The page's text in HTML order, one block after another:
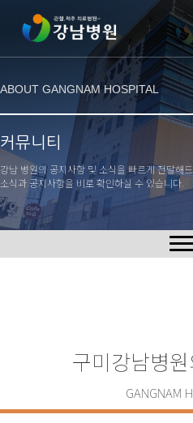
ABOUT GANGNAM HOSPITAL
커뮤니티
강남 병원의 공지사항 및 소식을 빠르게 전달해
소식과 공지사항을 비로 확인하실 수 있습니다.
구미강남병원
GANGNAM